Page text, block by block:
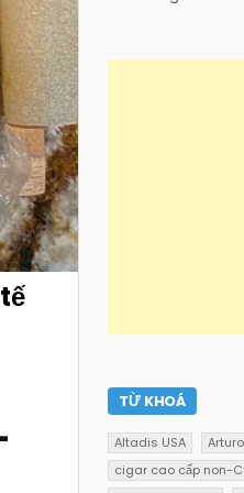
TỪ KHOÁ
Altadis USA
cigar cao cấp non-